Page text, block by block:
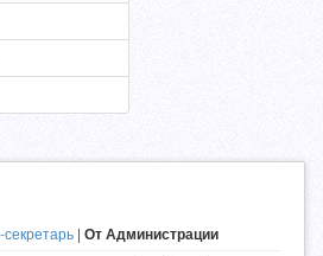
| От Администрации